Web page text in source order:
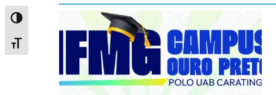
Alternar alto contraste
Alternar tamanho da fonte